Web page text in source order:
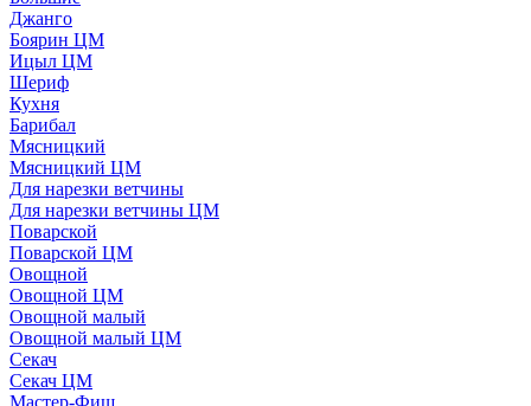
Джанго
Боярин ЦМ
Ицыл ЦМ
Шериф
Кухня
Барибал
Мясницкий
Мясницкий ЦМ
Для нарезки ветчины
Для нарезки ветчины ЦМ
Поварской
Поварской ЦМ
Овощной
Овощной ЦМ
Овощной малый
Овощной малый ЦМ
Секач
Секач ЦМ
Мастер-Фиш